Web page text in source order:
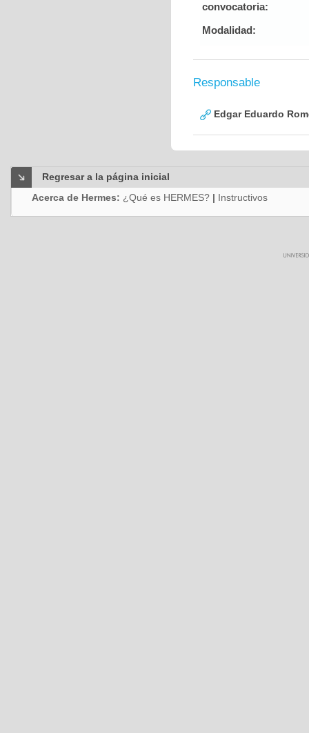
convocatoria:
Modalidad:
Responsable
Edgar Eduardo
Regresar a la página inicial
Acerca de Hermes: ¿Qué es HERMES? | Instructivos